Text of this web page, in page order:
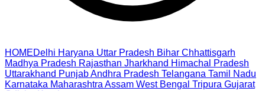
HOMEDelhi Haryana Uttar Pradesh Bihar Chhattisgarh
Madhya Pradesh Rajasthan Jharkhand Himachal Pradesh
Uttarakhand PunjabAndhra Pradesh Telangana Tamil Nadu
Karnataka Maharashtra Assam West Bengal Tripura Gujarat